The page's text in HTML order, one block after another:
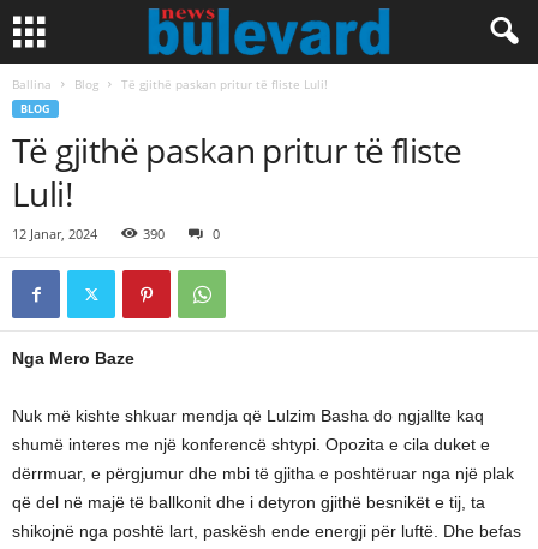
Ballina Blog Të gjithë paskan pritur të fliste Luli!
BLOG
Të gjithë paskan pritur të fliste
Luli!
12 Janar, 2024 390 0
Nga Mero Baze
Nuk më kishte shkuar mendja që Lulzim Basha do ngjallte kaq
shumë interes me një konferencë shtypi. Opozita e cila duket e
dërrmuar, e përgjumur dhe mbi të gjitha e poshtëruar nga një plak
që del në majë të ballkonit dhe i detyron gjithë besnikët e tij, ta
shikojnë nga poshtë lart, paskësh ende energji për luftë. Dhe befas